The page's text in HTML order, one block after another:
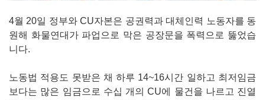
4월 20일 정부와 CU자본은 공권력과 대체인력 노동자를 동
원해 화물연대가 파업으로 막은 공장문을 폭력으로 뚫었습
니다.
노동법 적용도 못받은 채 하루 14~16시간 일하고 최저임금
보다는 많은 임금으로 수십 개의 CU에 물건을 나르고 진열